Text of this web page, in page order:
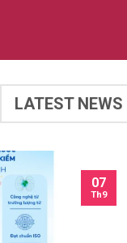
LATEST NEWS
07
Th9